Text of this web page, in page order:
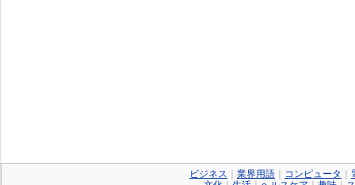
ビジネス 業界用語 コンピュータ